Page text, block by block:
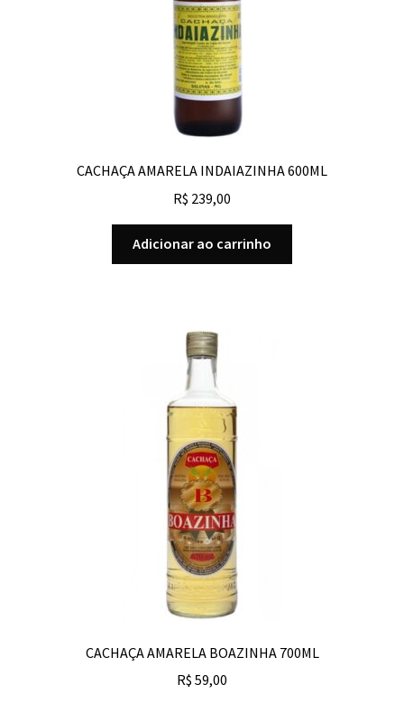
CACHAÇA AMARELA INDAIAZINHA 600ML
R$ 239,00
Adicionar ao carrinho
CACHAÇA AMARELA BOAZINHA 700ML
R$ 59,00